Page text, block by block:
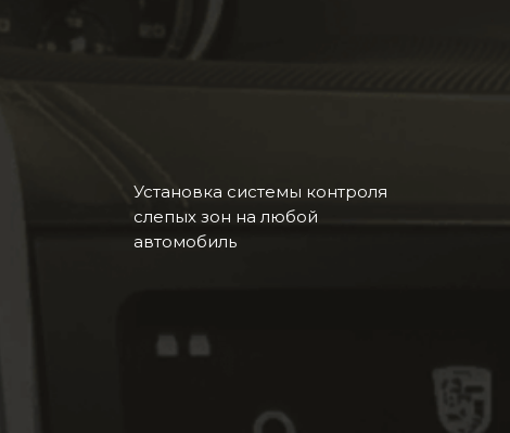
Установка системы контроля
слепых зон на любой
автомобиль